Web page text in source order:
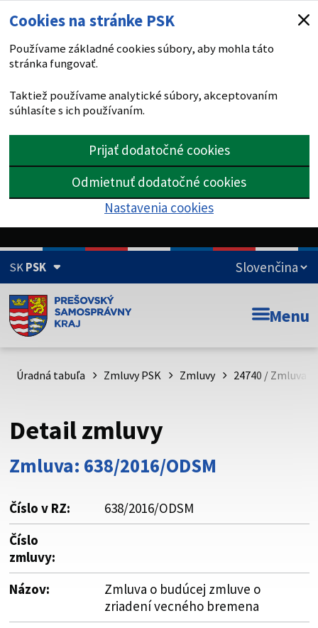
Cookies na stránke PSK
Používame základné cookies súbory, aby mohla táto
stránka fungovať.
Taktiež používame analytické súbory, akceptovaním
súhlasíte s ich používaním.
Prijať dodatočné cookies
Odmietnuť dodatočné cookies
Nastavenia cookies
SKPSK
Doména psk.sk je oficiálna
Toto je oficiálna webová stránka Prešovského
psk.sk.
Buďte pozorní a vždy sa uistite, že zdieľate informácie iba
cez zabezpečenú webovú stránku. Zabezpečená stránka
vždy začína https:// pred názvom domény webového sídla.
Menu
Úradná tabuľa Zmluvy PSK Zmluvy 24740 / Zmluva
Detail zmluvy
Zmluva: 638/2016/ODSM
Číslo v RZ:
638/2016/ODSM
Číslo
zmluvy:
Názov:
Zmluva o budúcej zmluve o
zriadení vecného bremena